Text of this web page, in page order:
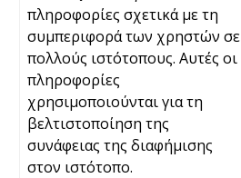
πληροφορίες σχετικά με τη
συμπεριφορά των χρηστών σε
πολλούς ιστότοπους. Αυτές οι
πληροφορίες
χρησιμοποιούνται για τη
βελτιστοποίηση της
συνάφειας της διαφήμισης
στον ιστότοπο.